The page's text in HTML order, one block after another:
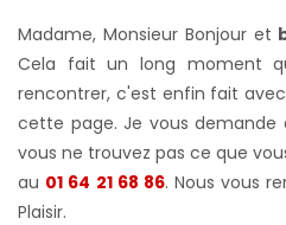
Madame, Monsieur Bonjour et
Cela fait un long moment
rencontrer, c'est enfin fait
cette page. Je vous demande
vous ne trouvez pas ce que
au 01 64 21 68 86. Nous vous
Plaisir.